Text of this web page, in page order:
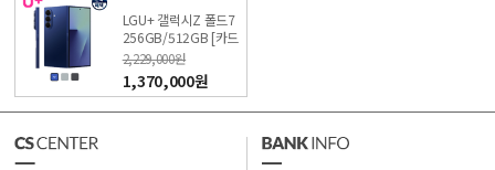
LGU+ 갤럭시Z 폴드7
256GB/512GB [카드
X/반납X/36약정X/재
구매X/제휴X]
2,229,000원
1,370,000원